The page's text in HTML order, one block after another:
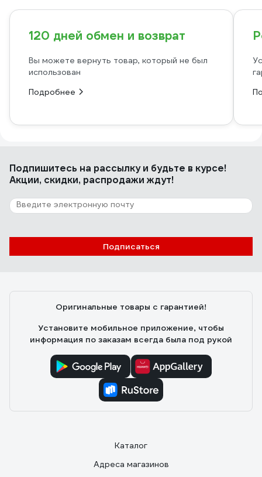
120 дней обмен и возврат
Вы можете вернуть товар, который не был
использован
Подробнее
Подпишитесь на рассылкуи будьте в курсе!
Акции, скидки, распродажи ждут!
Подписаться
Оригинальные товары с гарантией!
Установите мобильное приложение, чтобы
информация по заказам всегда была под рукой
Каталог
Адреса магазинов